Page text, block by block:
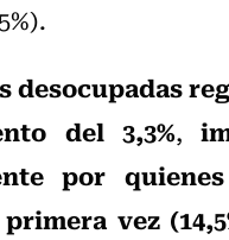
desocupadas
del 3,3%,
por
vez